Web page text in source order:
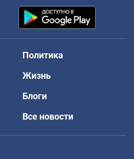
Политика
Жизнь
Блоги
Все новости